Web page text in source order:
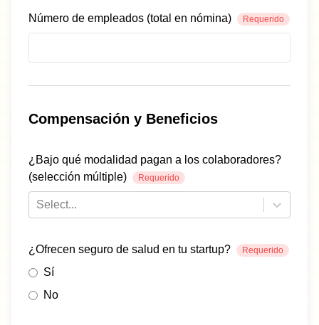
Número de empleados (total en nómina) Requerido
Compensación y Beneficios
¿Bajo qué modalidad pagan a los colaboradores?
(selección múltiple)
Requerido
Select...
¿Ofrecen seguro de salud en tu startup? Requerido
Sí
No